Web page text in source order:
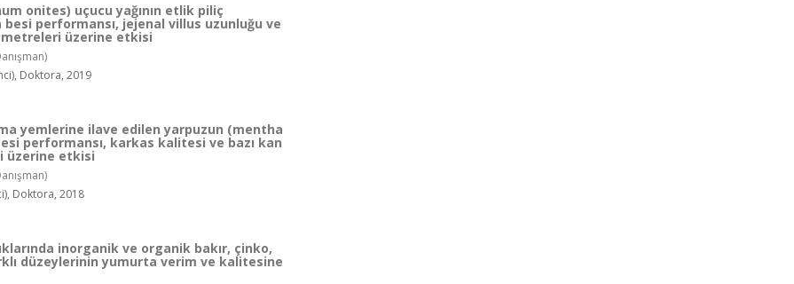
onites) uçucu yağının etlik piliç
besi performansı, jejenal villus uzunluğu ve
üzerine etkisi
Doktora, 2019
yemlerine ilave edilen yarpuzun (mentha
performansı, karkas kalitesi ve bazı kan
üzerine etkisi
Doktora, 2018
inorganik ve organik bakır, çinko,
düzeylerinin yumurta verim ve kalitesine